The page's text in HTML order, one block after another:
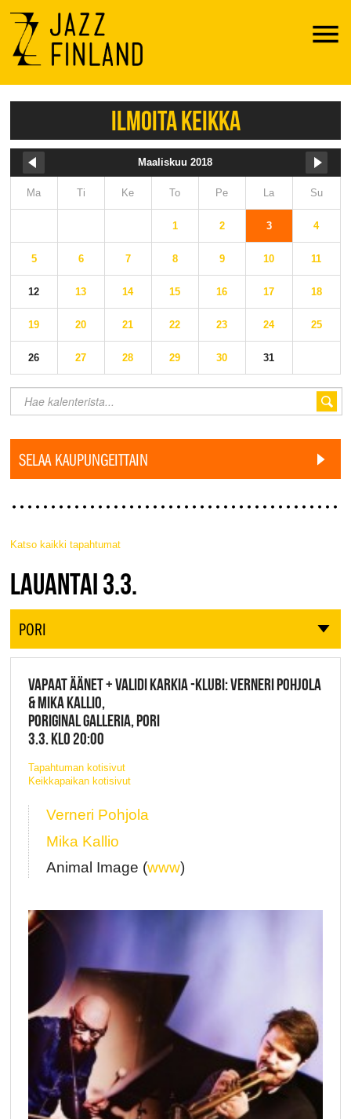
Menu
ILMOITA KEIKKA
Maaliskuu 2018
Ma Ti Ke To Pe La Su
1 2 3 4
5 6 7 8 9 10 11
12 13 14 15 16 17 18
19 20 21 22 23 24 25
26 27 28 29 30 31
SELAA KAUPUNGEITTAIN
Katso kaikki tapahtumat
JAZZ FINLAND LIVE
LAUANTAI 3.3.
PORI
VAPAAT ÄÄNET + VALIDI KARKIA -KLUBI: VERNERI POHJOLA
& MIKA KALLIO,
PORIGINAL GALLERIA, PORI
3.3. KLO 20:00
Tapahtuman kotisivut
Keikkapaikan kotisivut
Verneri Pohjola
Mika Kallio
Animal Image (www)